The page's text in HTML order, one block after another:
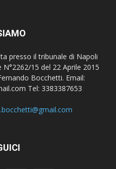
presso il tribunale di Napoli
15 del 22 Aprile 2015
Bocchetti. Email:
Tel: 3383387653